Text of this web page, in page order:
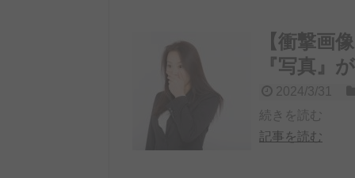
【衝撃画
『写真』
2024/3/31
続きを読む
記事を読む